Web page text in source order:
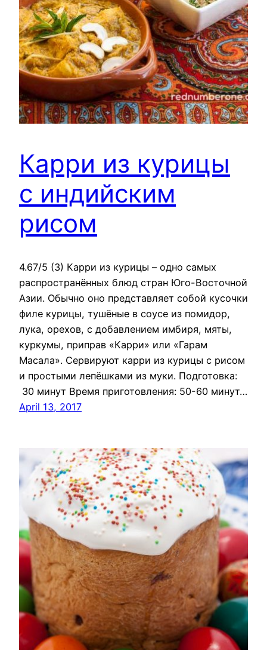
Карри из курицы
с индийским
рисом
4.67/5 (3) Карри из курицы – одно самых
распространённых блюд стран Юго-Восточной
Азии. Обычно оно представляет собой кусочки
филе курицы, тушёные в соусе из помидор,
лука, орехов, с добавлением имбиря, мяты,
куркумы, приправ «Карри» или «Гарам
Масала». Сервируют карри из курицы с рисом
и простыми лепёшками из муки. Подготовка:
30 минут Время приготовления: 50-60 минут…
April 13, 2017